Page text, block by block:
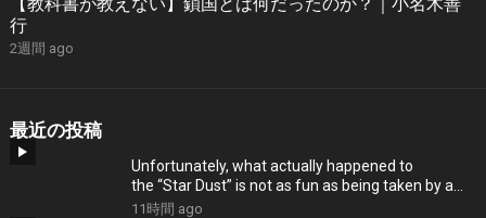
行
2週間 ago
最近の投稿
Unfortunately, what actually happened to
the “Star Dust” is not as fun as being taken by a
UFO.
11時間 ago